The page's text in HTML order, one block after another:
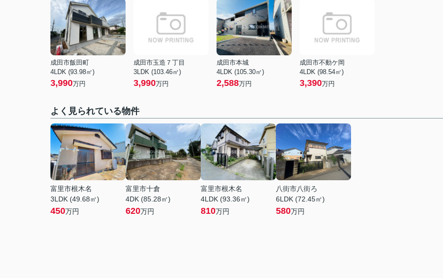
成田市飯田町
4LDK (93.98㎡)
3,990万円
成田市玉造７丁目
3LDK (103.46㎡)
3,990万円
成田市本城
4LDK (105.30㎡)
2,588万円
成田市不動ケ岡
4LDK (98.54㎡)
3,390万円
よく見られている物件
富里市根木名
3LDK (49.68㎡)
450万円
富里市十倉
4DK (85.28㎡)
620万円
富里市根木名
4LDK (93.36㎡)
810万円
八街市八街ろ
6LDK (72.45㎡)
580万円